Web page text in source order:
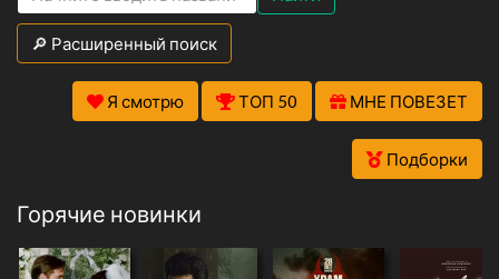
🔎 Расширенный поиск
Я смотрю ТОП 50 МНЕ ПОВЕЗЕТ
Подборки
Горячие новинки